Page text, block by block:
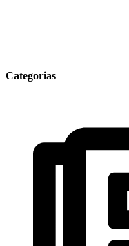
Categorias